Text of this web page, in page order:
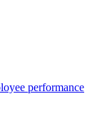
performance